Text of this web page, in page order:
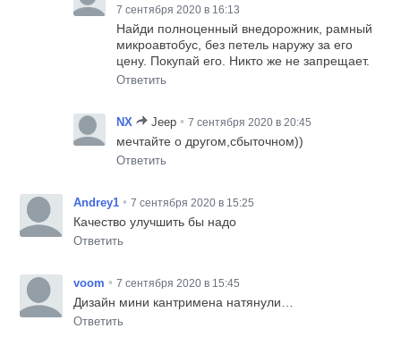
7 сентября 2020 в 16:13
Найди полноценный внедорожник, рамный
микроавтобус, без петель наружу за его
цену. Покупай его. Никто же не запрещает.
Ответить
NX Jeep • 7 сентября 2020 в 20:45
мечтайте о другом,сбыточном))
Ответить
Andrey1 • 7 сентября 2020 в 15:25
Качество улучшить бы надо
Ответить
voom • 7 сентября 2020 в 15:45
Дизайн мини кантримена натянули…
Ответить